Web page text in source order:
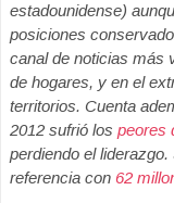
estadounidense)
posiciones
canal de noticias más
de hogares, y en el
territorios. Cuenta
2012 sufrió los peores
perdiendo el
referencia con 62